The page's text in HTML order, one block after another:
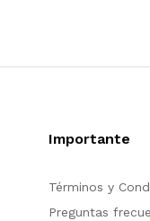
Importante
Términos y
Preguntas